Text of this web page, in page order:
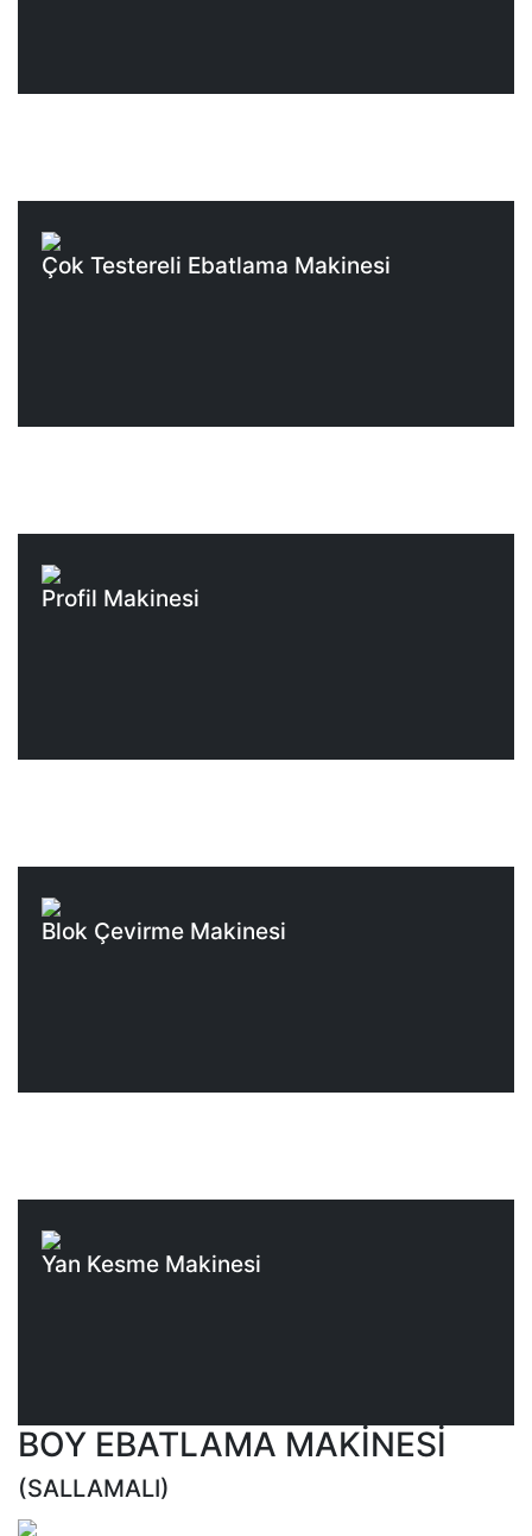
Çok Testereli Ebatlama Makinesi
Profil Makinesi
Blok Çevirme Makinesi
Yan Kesme Makinesi
BOY EBATLAMA MAKINESI
(SALLAMALI)